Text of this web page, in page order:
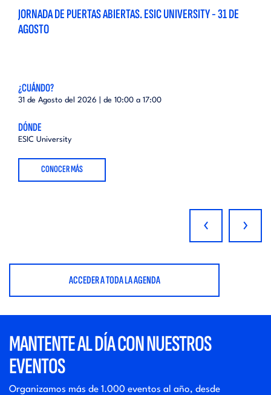
JORNADA DE PUERTAS ABIERTAS. ESIC UNIVERSITY - 31 DE
AGOSTO
¿CUÁNDO?
31 de Agosto del 2026 | de 10:00 a 17:00
DÓNDE
ESIC University
CONOCER MÁS
‹ ›
ACCEDER A TODA LA AGENDA
MANTENTE AL DÍA CON NUESTROS
EVENTOS
Organizamos más de 1.000 eventos al año, desde